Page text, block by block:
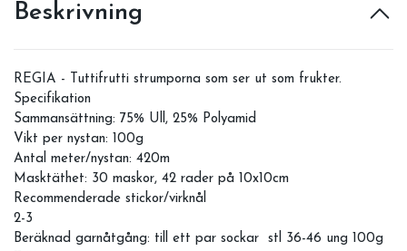
Beskrivning
REGIA - Tuttifrutti strumporna som ser ut som frukter.
Specifikation
Sammansättning: 75% Ull, 25% Polyamid
Vikt per nystan: 100g
Antal meter/nystan: 420m
Masktäthet: 30 maskor, 42 rader på 10x10cm
Recommenderade stickor/virknål
2-3
Beräknad garnåtgång: till ett par sockar stl 36-46 ung 100g